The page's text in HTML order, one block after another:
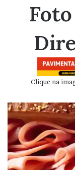
mail
Clique na